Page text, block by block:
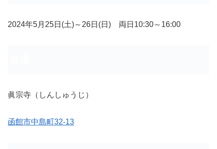
2024年5月25日(土)～26日(日) 両日10:30～16:00
眞宗寺（しんしゅうじ）
函館市中島町32-13